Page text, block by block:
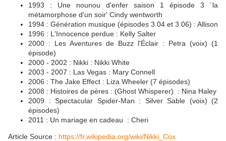
1993 : Une nounou d'enfer saison 1 épisode 3 ´la
métamorphose d'un soir' Cindy wentworth
1994 : Génération musique (épisodes 3.04 et 3.06) : Allison
1996 : L'Innocence perdue : Kelly Salter
2000 : Les Aventures de Buzz l'Éclair : Petra (voix) (1
épisode)
2000 - 2002 : Nikki : Nikki White
2003 - 2007 : Las Vegas : Mary Connell
2006 : The Jake Effect : Liza Wheeler (7 épisodes)
2008 : Histoires de pères : (Ghost Whisperer) : Nina Haley
2009 : Spectacular Spider-Man : Silver Sable (voix) (2
épisodes)
2011 : Un mariage en cadeau : Cheri
Article Source : https://fr.wikipedia.org/wiki/Nikki_Cox